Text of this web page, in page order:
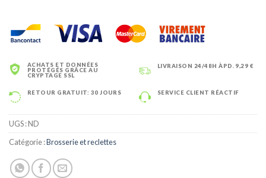
ACHATS ET DONNÉES
PROTÉGÉS GRÂCE AU
CRYPTAGE SSL
LIVRAISON 24/48H ÀPD. 9,29 €
RETOUR GRATUIT: 30 JOURS SERVICE CLIENT RÉACTIF
UGS :ND
Catégorie :Brosserie et reclettes